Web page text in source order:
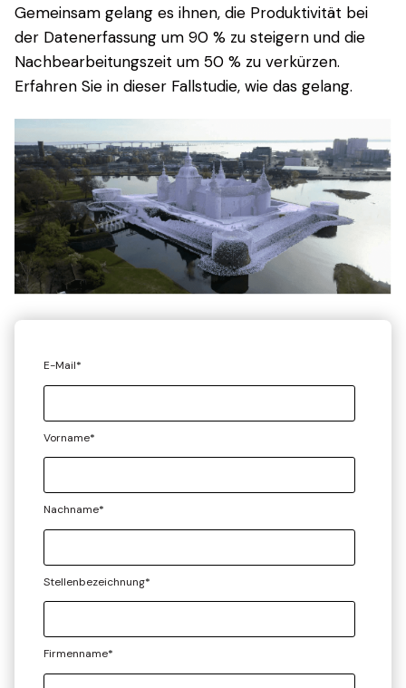
Gemeinsam gelang es ihnen, die Produktivität bei
der Datenerfassung um 90 % zu steigern und die
Nachbearbeitungszeit um 50 % zu verkürzen.
Erfahren Sie in dieser Fallstudie, wie das gelang.
E-Mail*
Vorname*
Nachname*
Stellenbezeichnung*
Firmenname*